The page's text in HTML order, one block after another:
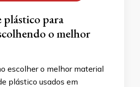
plástico para
o melhor
escolher o melhor material
plástico usados em